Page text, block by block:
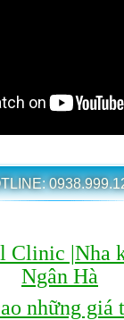
Clinic |Nha
Ngân Hà
những